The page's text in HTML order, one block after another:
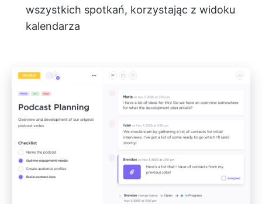
wszystkich spotkań, korzystając z widoku
kalendarza